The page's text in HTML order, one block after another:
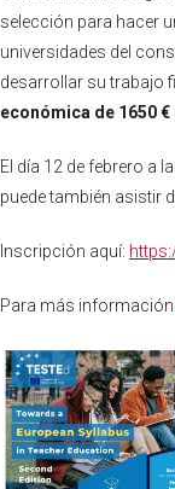
selección para hacer
universidades del
desarrollar su trabajo
económica de 1650 €
El día 12 de febrero a
puede también asistir
Inscripción aquí:
Para más